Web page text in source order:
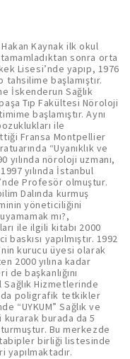
Kaynak ilk okul
sonra orta
Lisesi’nde yapıp, 1976
tahsilime başlamıştır.
İskenderun Sağlık
Tıp Fakültesi Nöroloji
başlamıştır. Aynı
ile
Fransa Montpellier
“Uyanıklık ve
yılında nöroloji uzmanı,
yılında İstanbul
Profesör olmuştur.
Dalında kurmuş
yöneticiliğini
ile ilgili kitabı 2000
yapılmıştır. 1992
kurucu üyesi olarak
2000 yılına kadar
de başkanlığını
poligrafik tetkikler
kurarak burada da 5
Bu merkezde
birliği listesinde
yapılmaktadır.